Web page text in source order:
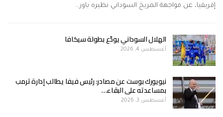
إفريقيا، عن مواجهة المريخ السوداني نظيره باور…
الهلال السوداني يودّع بطولة سيكافا
أغسطس 4, 2026
نيويورك بوست عن مصادر: رئيس فيفا يطالب إدارة ترمب
بمساعدته على البقاء…
أغسطس 3, 2026